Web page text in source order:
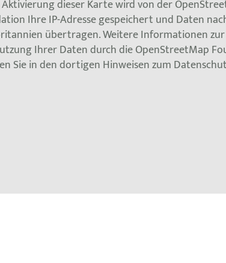
dieser Karte wird von der
Ihre IP-Adresse gespeichert und Daten
übertragen. Weitere Informationen
Ihrer Daten durch die OpenStreetMap
Sie in den dortigen Hinweisen zum